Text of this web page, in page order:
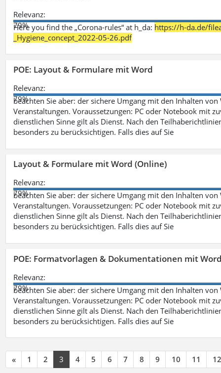
Relevanz:
79%
Here you find the „Corona-rules“ at h_da: https://h-da.de/
_Hygiene_concept_2022-05-26.pdf
POE: Layout & Formulare mit Word
Relevanz:
79%
beachten Sie aber: der sichere Umgang mit den Inhalten
Veranstaltungen. Voraussetzungen: PC oder Notebook mit
dienstlichen Sinne gilt als Dienst. Nach den
besonders zu berücksichtigen. Falls dies auf Sie
Layout & Formulare mit Word (Online)
Relevanz:
79%
beachten Sie aber: der sichere Umgang mit den Inhalten
Veranstaltungen. Voraussetzungen: PC oder Notebook mit
dienstlichen Sinne gilt als Dienst. Nach den
besonders zu berücksichtigen. Falls dies auf Sie
POE: Formatvorlagen & Dokumentationen mit
Relevanz:
79%
beachten Sie aber: der sichere Umgang mit den Inhalten
Veranstaltungen. Voraussetzungen: PC oder Notebook mit
dienstlichen Sinne gilt als Dienst. Nach den
besonders zu berücksichtigen. Falls dies auf Sie
« 1 2 3 4 5 6 7 8 9 10 11 12